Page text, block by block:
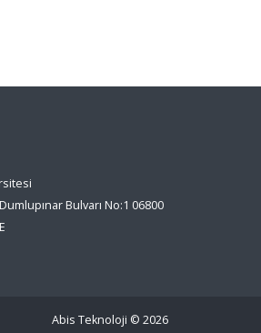
Bulvarı No:1 06800
Abis Teknoloji © 2026